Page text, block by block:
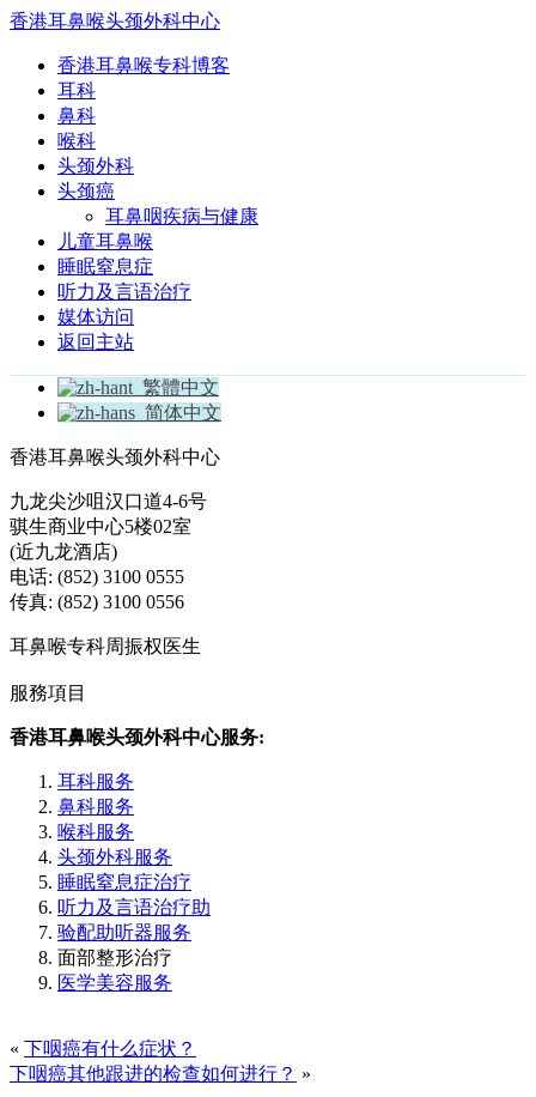
香港耳鼻喉头颈外科中心
香港耳鼻喉专科博客
耳科
鼻科
喉科
头颈外科
头颈癌
耳鼻咽疾病与健康
儿童耳鼻喉
睡眠窒息症
听力及言语治疗
媒体访问
返回主站
繁體中文
简体中文
香港耳鼻喉头颈外科中心
九龙尖沙咀汉口道4-6号
骐生商业中心5楼02室
(近九龙酒店)
电话: (852) 3100 0555
传真: (852) 3100 0556
耳鼻喉专科周振权医生
服務項目
香港耳鼻喉头颈外科中心服务:
耳科服务
鼻科服务
喉科服务
头颈外科服务
睡眠窒息症治疗
听力及言语治疗助
验配助听器服务
面部整形治疗
医学美容服务
« 下咽癌有什么症状？
下咽癌其他跟进的检查如何进行？ »